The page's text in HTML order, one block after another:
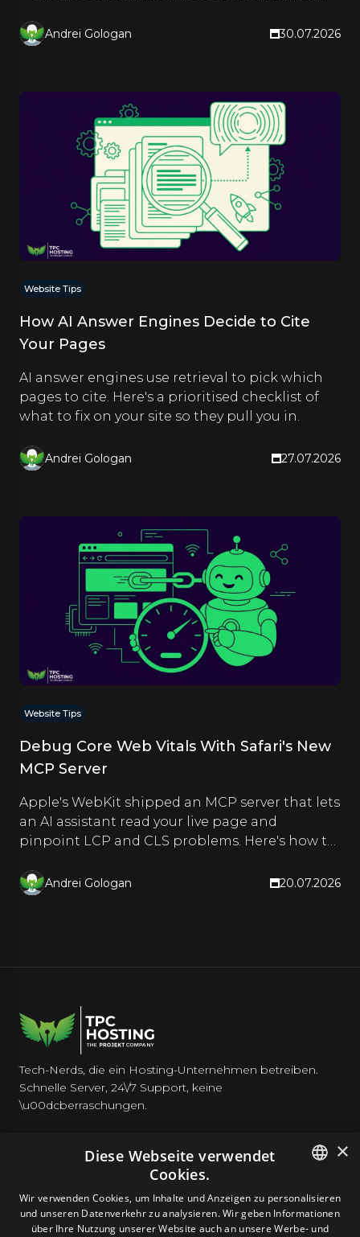
Andrei Gologan 30.07.2026
Website Tips
How AI Answer Engines Decide to Cite
Your Pages
AI answer engines use retrieval to pick which
pages to cite. Here's a prioritised checklist of
what to fix on your site so they pull you in.
Andrei Gologan 27.07.2026
Website Tips
Debug Core Web Vitals With Safari's New
MCP Server
Apple's WebKit shipped an MCP server that lets
an AI assistant read your live page and
pinpoint LCP and CLS problems. Here's how to
Andrei Gologan 20.07.2026
Tech-Nerds, die ein Hosting-Unternehmen betreiben.
Schnelle Server, 24\/7 Support, keine
\u00dcberraschungen.
HOSTING ENGLISH
×
Diese Webseite verwendet
Cookies.
Wir verwenden Cookies, um Inhalte und Anzeigen zu personalisieren
und unseren Datenverkehr zu analysieren. Wir geben Informationen
über Ihre Nutzung unserer Website auch an unsere Werbe- und